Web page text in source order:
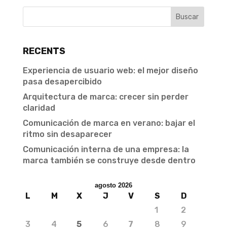
RECENTS
Experiencia de usuario web: el mejor diseño
pasa desapercibido
Arquitectura de marca: crecer sin perder
claridad
Comunicación de marca en verano: bajar el
ritmo sin desaparecer
Comunicación interna de una empresa: la
marca también se construye desde dentro
agosto 2026
L M X J V S
D
1
2
3
4 5 6 7 8
9